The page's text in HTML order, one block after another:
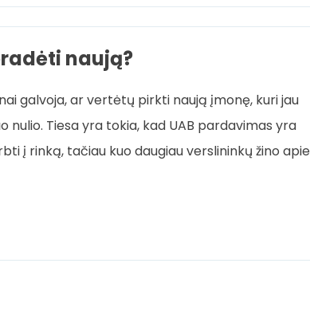
naują?
galvoja, ar vertėtų pirkti naują įmonę, kuri jau
Tiesa yra tokia, kad UAB pardavimas yra
į rinką, tačiau kuo daugiau verslininkų žino apie